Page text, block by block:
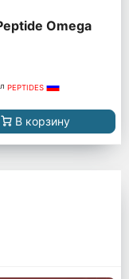
Omega
PEPTIDES
В корзину